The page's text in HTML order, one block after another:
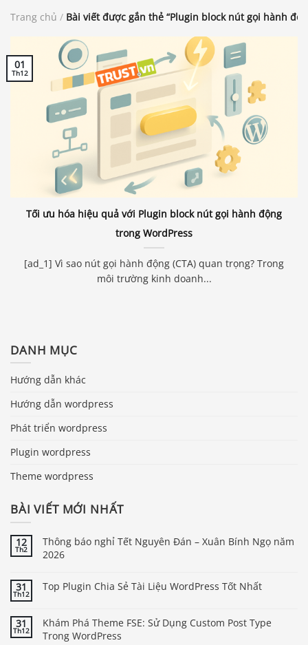
Trang chủ / Bài viết được gắn thẻ “Plugin block nút gọi hành
Tối ưu hóa hiệu quả với Plugin block nút gọi hành động
trong WordPress
[ad_1] Vì sao nút gọi hành động (CTA) quan trọng? Trong
môi trường kinh doanh...
01
Th12
DANH MỤC
Hướng dẫn khác
Hướng dẫn wordpress
Phát triển wordpress
Plugin wordpress
Theme wordpress
BÀI VIẾT MỚI NHẤT
12
Th2
Thông báo nghỉ Tết Nguyên Đán – Xuân Bính Ngọ năm
2026
31
Th12
Top Plugin Chia Sẻ Tài Liệu WordPress Tốt Nhất
31
Th12
Khám Phá Theme FSE: Sử Dụng Custom Post Type
Trong WordPress